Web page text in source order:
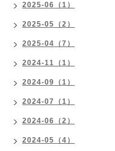
2025-06（1）
2025-05（2）
2025-04（7）
2024-11（1）
2024-09（1）
2024-07（1）
2024-06（2）
2024-05（4）